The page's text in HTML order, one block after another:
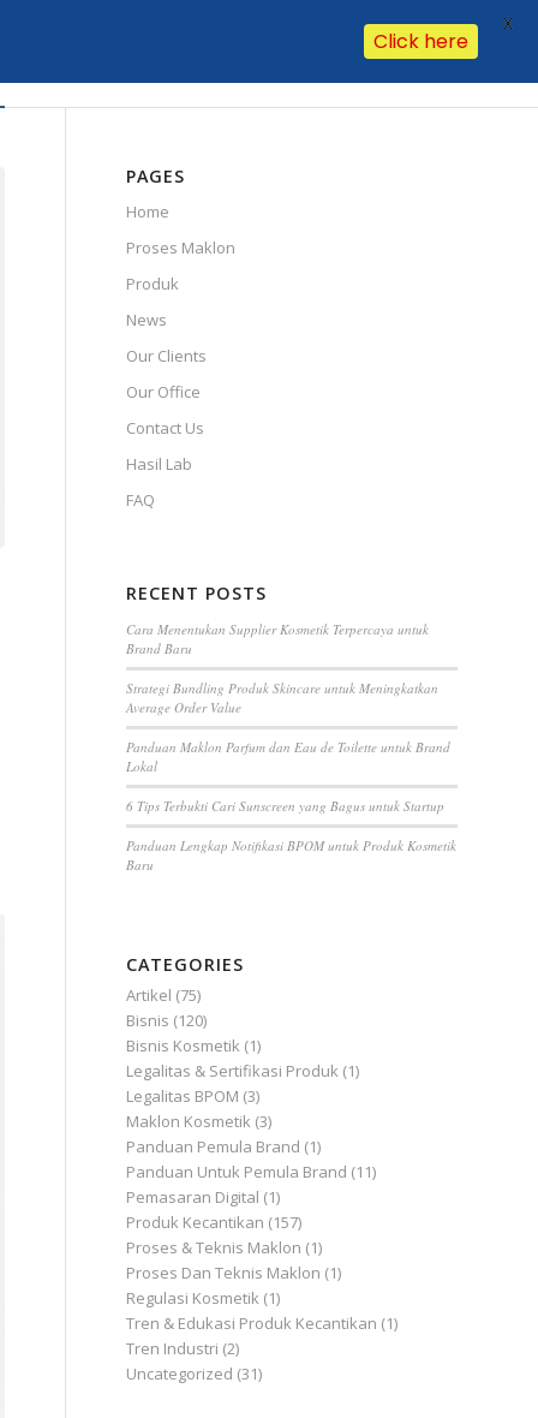
PAGES
Home
Proses Maklon
Produk
News
Our Clients
Our Office
Contact Us
FAQ
RECENT POSTS
Cara Menentukan Supplier Kosmetik Terpercaya untuk
Brand Baru
Strategi Bundling Produk Skincare untuk Meningkatkan
Average Order Value
Panduan Maklon Parfum dan Eau de Toilette untuk Brand
Lokal
CATEGORIES
Artikel(75)
Bisnis(120)
Bisnis Kosmetik(1)
Legalitas & Sertifikasi Produk
Legalitas BPOM (3)
Maklon Kosmetik(3)
Panduan Pemula Brand(1)
Panduan Untuk Pemula Brand
Pemasaran Digital(1)
Produk Kecantikan(157)
Proses & Teknis Maklon(1)
Proses Dan Teknis Maklon
Regulasi Kosmetik(1)
Click here
X